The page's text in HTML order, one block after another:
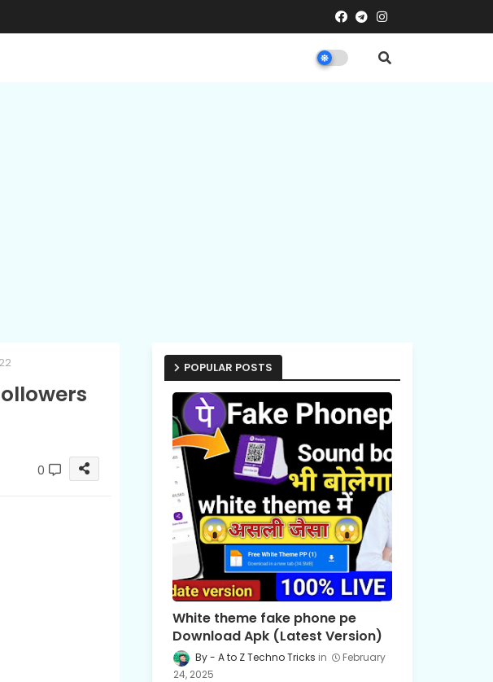
0
POPULAR POSTS
White theme fake phone pe
Download Apk (Latest Version)
A to Z Techno Tricks
February
24, 2025